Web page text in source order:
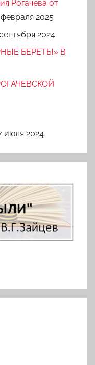
Рогачева от
2025
2024
БЕРЕТЫ» В
июля 2024